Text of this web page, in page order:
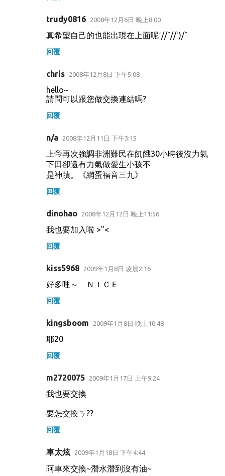
trudy0816 2008年12月6日 晚上8:00
真希望自己的也能出現在上面呢ˊ//ˇ//ˋ)/ˇ
回覆
chris 2008年12月8日 下午5:08
hello~
請問可以跟您做交換連結嗎?
回覆
n/a 2008年12月11日 下午3:15
上帝再次強調非洲難民在飢餓30小時後沒力氣
下田卻還有力氣做愛生小孩不
是神蹟。《網蛋福音三九》
回覆
dinohao 2008年12月12日 晚上11:56
我也要加入啦 >"<
回覆
kiss5968 2009年1月8日 凌晨2:16
好多哩～ ＮＩＣＥ
回覆
kingsboom 2009年1月8日 晚上10:48
耶20
回覆
m2720075 2009年1月17日 上午9:24
我也要交換
要怎交換ㄋ??
回覆
車太炫 2009年1月18日 下午4:44
阿車來交換~潛水潛到沒有油~